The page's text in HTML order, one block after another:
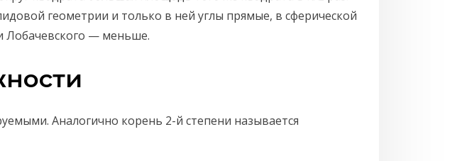
геометрии и только в ней углы прямые, в сферической
Лобачевского — меньше.
Аналогично корень 2-й степени называется